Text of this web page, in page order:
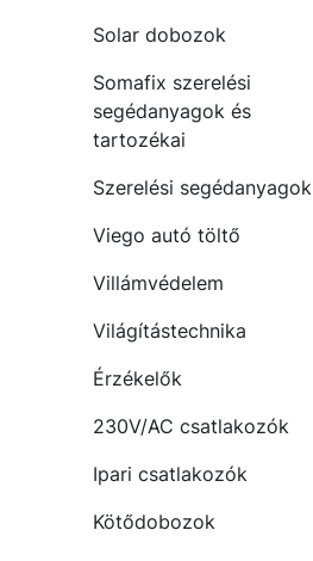
Solar dobozok
Somafix szerelési
segédanyagok és
tartozékai
Szerelési segédanyagok
Viego autó töltő
Villámvédelem
Világítástechnika
Érzékelők
230V/AC csatlakozók
Ipari csatlakozók
Kötődobozok